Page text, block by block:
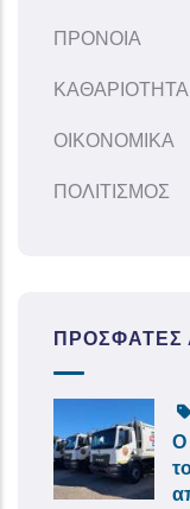
ΠΡΟΝΟΙΑ
ΚΑΘΑΡΙΟΤΗΤΑ
ΟΙΚΟΝΟΜΙΚΑ
ΠΟΛΙΤΙΣΜΟΣ
ΠΡΌΣΦΑΤΕΣ
Ο